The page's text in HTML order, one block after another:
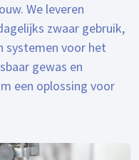
We leveren
zwaar gebruik,
systemen voor het
gewas en
een oplossing voor